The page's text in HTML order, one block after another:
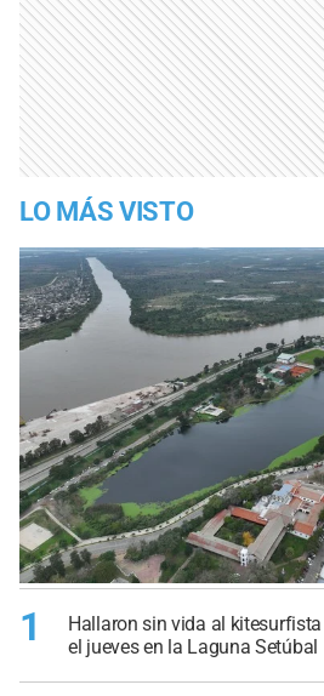
LO MÁS VISTO
1
Hallaron sin vida al
el jueves en la Laguna Setúbal